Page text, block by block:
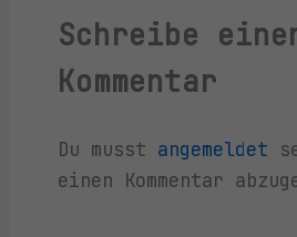
Schreibe
Kommentar
Du musst angemeldet
einen Kommentar